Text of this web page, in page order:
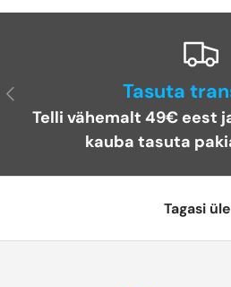
Eelmine Tasuta
Telli vähemalt 49€ eest
kauba tasuta
Tagasi